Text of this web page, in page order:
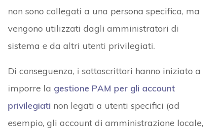
non sono collegati a una persona specifica, ma
vengono utilizzati dagli amministratori di
sistema e da altri utenti privilegiati.
Di conseguenza, i sottoscrittori hanno iniziato a
imporre la gestione PAM per gli account
privilegiati non legati a utenti specifici (ad
esempio, gli account di amministrazione locale,